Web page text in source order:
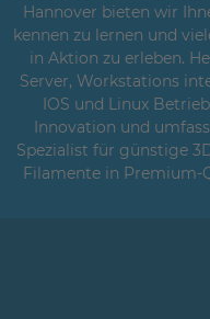
Hannover bieten wir
kennen zu lernen und
in Aktion zu erleben.
Server, Workstations
IOS und Linux
Innovation und
Spezialist für günstige
Filamente in Premium-